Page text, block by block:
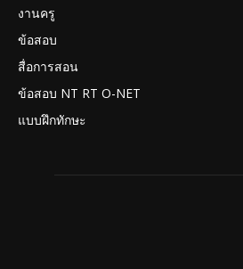
งานครู
ข้อสอบ
สื่อการสอน
ข้อสอบ NT RT O-NET
แบบฝึกทักษะ